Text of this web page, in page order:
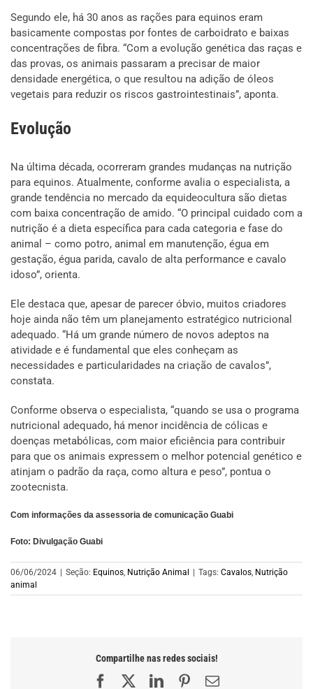
Segundo ele, há 30 anos as rações para equinos eram
basicamente compostas por fontes de carboidrato e baixas
concentrações de fibra. “Com a evolução genética das raças e
das provas, os animais passaram a precisar de maior
densidade energética, o que resultou na adição de óleos
vegetais para reduzir os riscos gastrointestinais”, aponta.
Evolução
Na última década, ocorreram grandes mudanças na nutrição
para equinos. Atualmente, conforme avalia o especialista, a
grande tendência no mercado da equideocultura são dietas
com baixa concentração de amido. “O principal cuidado com a
nutrição é a dieta específica para cada categoria e fase do
animal – como potro, animal em manutenção, égua em
gestação, égua parida, cavalo de alta performance e cavalo
idoso”, orienta.
Ele destaca que, apesar de parecer óbvio, muitos criadores
hoje ainda não têm um planejamento estratégico nutricional
adequado. “Há um grande número de novos adeptos na
atividade e é fundamental que eles conheçam as
necessidades e particularidades na criação de cavalos”,
constata.
Conforme observa o especialista, “quando se usa o programa
nutricional adequado, há menor incidência de cólicas e
doenças metabólicas, com maior eficiência para contribuir
para que os animais expressem o melhor potencial genético e
atinjam o padrão da raça, como altura e peso”, pontua o
zootecnista.
Com informações da assessoria de comunicação Guabi
Foto: Divulgação Guabi
06/06/2024 Seção: Equinos, Nutrição Animal Tags: Cavalos, Nutrição
animal
Compartilhe nas redes sociais!
FacebookLinkedInPinterest
E-